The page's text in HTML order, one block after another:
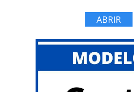
ABRIR